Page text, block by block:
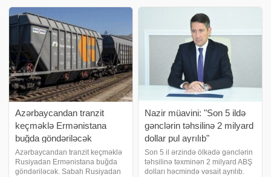
ABŞ-ın Orta Qərbində yaşayan
təqaüdçü bir babanın həyatına
bənzəyir
saç spreyi. Nə kosmetika.
Videooperatorla birlikdə Oreqona
uçmazdan əvvə
Azərbaycandan tranzit
keçməklə Ermənistana
buğda göndəriləcək
Azərbaycandan tranzit keçməklə
Rusiyadan Ermənistana buğda
göndəriləcək. Sabah Rusiyadan
Nazir müavini: "Son 5 ildə
gənclərin təhsilinə 2 milyard
dollar pul ayrılıb"
Son 5 il ərzində ölkədə gənclərin
təhsilinə təxminən 2 milyard ABŞ
dolları həcmində vəsait ayrılıb.